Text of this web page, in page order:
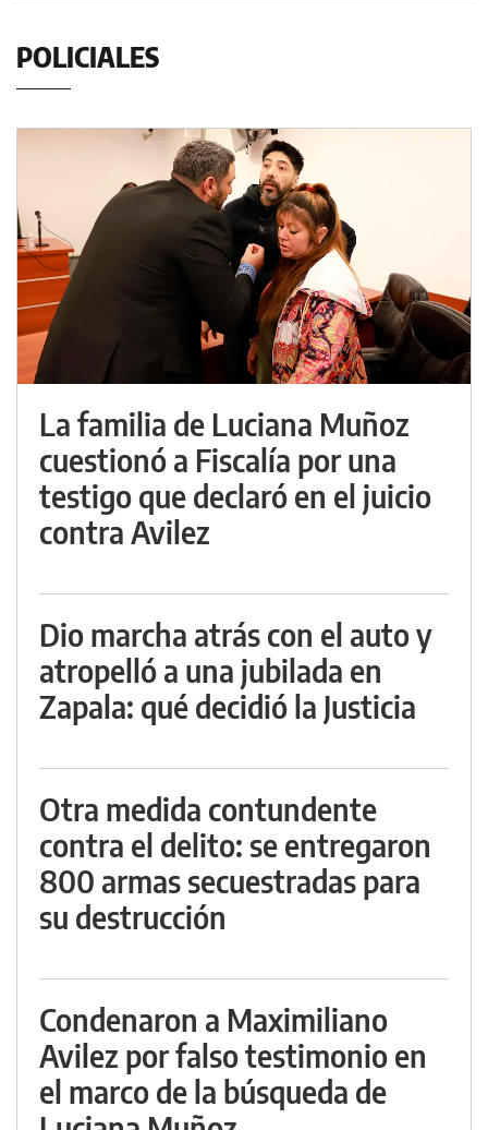
POLICIALES
La familia de Luciana Muñoz
cuestionó a Fiscalía por una
testigo que declaró en el juicio
contra Avilez
Dio marcha atrás con el auto y
atropelló a una jubilada en
Zapala: qué decidió la Justicia
Otra medida contundente
contra el delito: se entregaron
800 armas secuestradas para
su destrucción
Condenaron a Maximiliano
Avilez por falso testimonio en
el marco de la búsqueda de